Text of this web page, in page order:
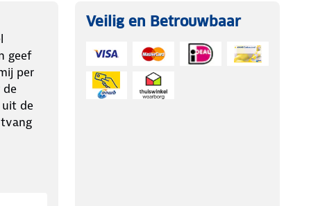
geef
per
de
uit de
Veilig en Betrouwbaar